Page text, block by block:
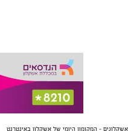
אשקלונים - המקומון היומי של אשקלון באינטרנט